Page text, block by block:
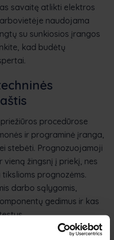
savaitę atlikti elektros
naudojama
su sunkiosios įrangos
kad budėtų
procedūrose
ir programinė įranga,
stebėti. Prognozuojamoji
žingsnį į priekį, nes
prognozėms.
darbo sąlygomis,
gedimus ir kas